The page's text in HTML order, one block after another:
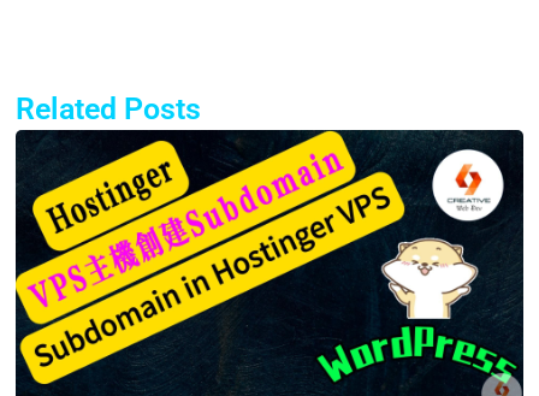
Related Posts
PagePagePage Page